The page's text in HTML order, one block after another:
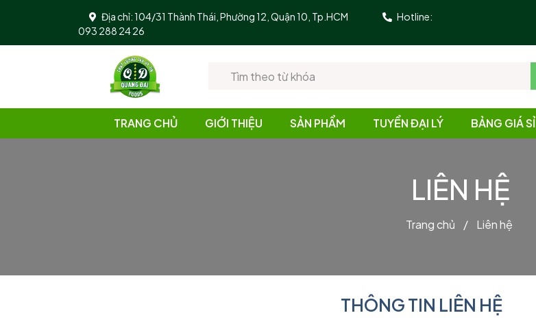
Địa chỉ: 104/31 Thành Thái, Phường 12, Quận 10, Tp.HCM
Hotline:
093 288 24 26
TRANG CHỦ GIỚI THIỆU SẢN PHẨM TUYỂN ĐẠI LÝ BẢNG GIÁ SỈ
LIÊN HỆ
Trang chủ / Liên hệ
THÔNG TIN LIÊN HỆ